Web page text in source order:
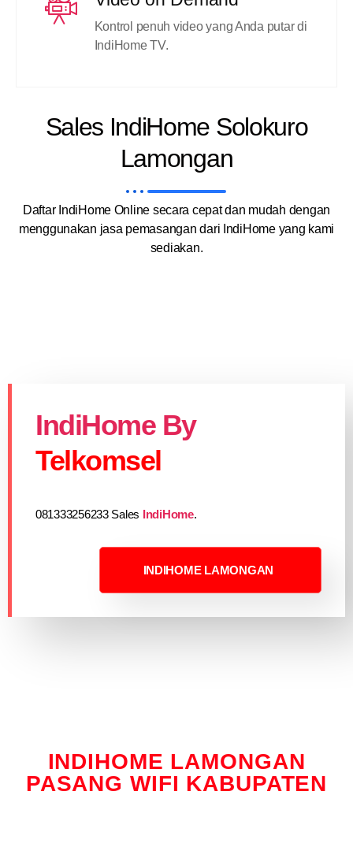
Kontrol penuh video yang Anda putar di
IndiHome TV.
Sales IndiHome Solokuro
Lamongan
Daftar IndiHome Online secara cepat dan mudah dengan
menggunakan jasa pemasangan dari IndiHome yang kami
sediakan.
IndiHome By
Telkomsel
081333256233 Sales IndiHome.
INDIHOME LAMONGAN
INDIHOME LAMONGAN
PASANG WIFI KABUPATEN